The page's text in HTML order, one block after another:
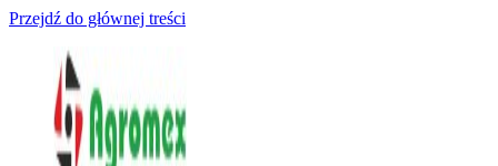
Przejdź do głównej treści